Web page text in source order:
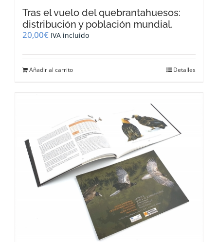
Tras el vuelo del quebrantahuesos:
distribución y población mundial.
20,00€ IVA incluido
Añadir al carrito Detalles